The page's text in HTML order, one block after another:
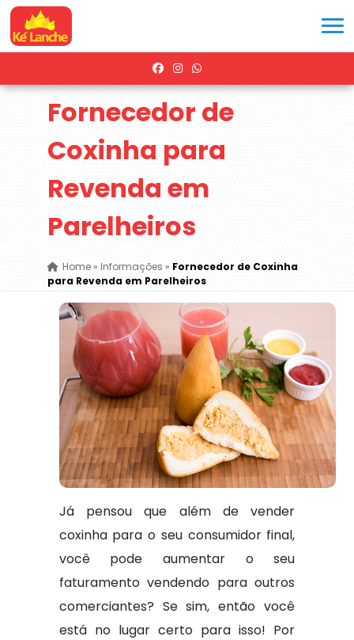
Fornecedor de
Coxinha para
Revenda em
Parelheiros
Home» Informações » Fornecedor de Coxinha
para Revenda em Parelheiros
Já pensou que além de vender
coxinha para o seu consumidor final,
você pode aumentar o seu
faturamento vendendo para outros
comerciantes? Se sim, então você
está no lugar certo para isso! Por